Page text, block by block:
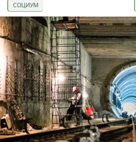
СОЦИУМ